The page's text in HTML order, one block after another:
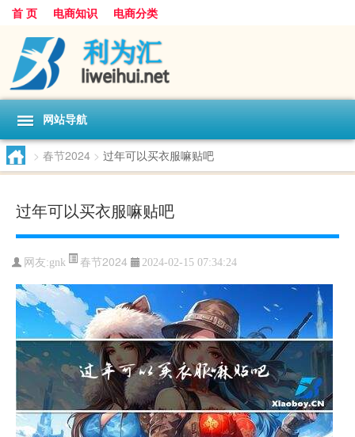
首 页 电商知识 电商分类
网站导航
> 春节2024 > 过年可以买衣服嘛贴吧
过年可以买衣服嘛贴吧
网友:gnk 春节2024 2024-02-15 07:34:24